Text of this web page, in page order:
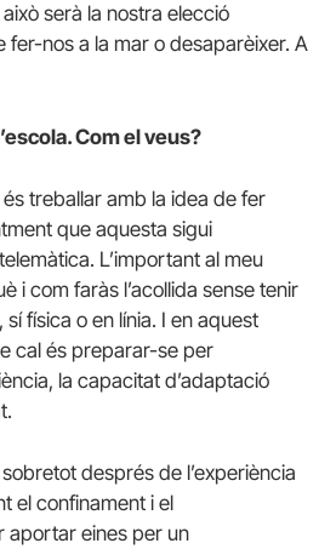
serà la nostra elecció
fer-nos a la mar o desaparèixer. A
Com el veus?
treballar amb la idea de fer
que aquesta sigui
L’important al meu
i com faràs l’acollida sense tenir
física o en línia. I en aquest
cal és preparar-se per
la capacitat d’adaptació
després de l’experiència
el confinament i el
aportar eines per un